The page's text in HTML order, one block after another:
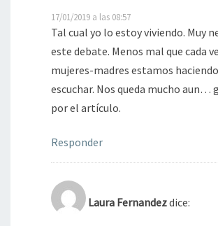
17/01/2019 a las 08:57
Tal cual yo lo estoy viviendo. Muy
este debate. Menos mal que cada
mujeres-madres estamos
escuchar. Nos queda mucho aun…
por el artículo.
Responder
Laura Fernandezdice: